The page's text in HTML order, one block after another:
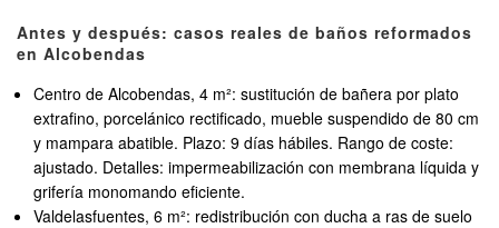
Antes y después: casos reales de baños reformados
en Alcobendas
Centro de Alcobendas, 4 m²: sustitución de bañera por plato
extrafino, porcelánico rectificado, mueble suspendido de 80 cm
y mampara abatible. Plazo: 9 días hábiles. Rango de coste:
ajustado. Detalles: impermeabilización con membrana líquida y
grifería monomando eficiente.
Valdelasfuentes, 6 m²: redistribución con ducha a ras de suelo